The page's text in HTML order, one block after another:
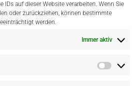
IDs auf dieser Website verarbeiten. Wenn Sie
oder zurückziehen, können bestimmte
werden.
Immer aktiv